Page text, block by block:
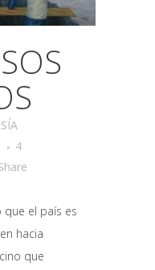
4
que el país es
hacia
que